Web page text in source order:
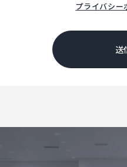
プライバシー
送